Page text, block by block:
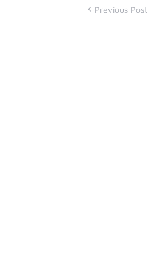
Previous Post